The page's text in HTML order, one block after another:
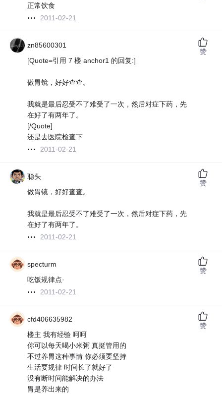
正常饮食
2011-02-21
zn85600301
[Quote=引用 7 楼 anchor1 的回复:]
做胃镜，好好查查。
我就是最后忍受不了难受了一次，然后对症下药，先
在好了有两年了。
[/Quote]
还是去医院检查下
2011-02-21
赞
聪头
做胃镜，好好查查。
我就是最后忍受不了难受了一次，然后对症下药，先
在好了有两年了。
2011-02-21
赞
specturm
吃饭规律点·
2011-02-21
赞
cfd406635982
楼主 我有经验 呵呵
你可以每天喝小米粥 真挺管用的
不过养胃这种事情 你必须要坚持
生活要规律 时间长了就好了
没有断时间能解决的办法
胃是养出来的
赞